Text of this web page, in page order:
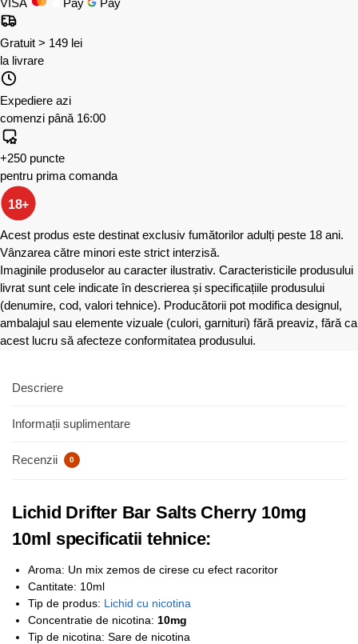
VISA
Pay Pay
Gratuit > 149 lei
la livrare
Expediere azi
comenzi până 16:00
+250 puncte
pentru prima comanda
18+
Acest produs este destinat exclusiv fumătorilor adulți peste 18 ani.
Vânzarea către minori este strict interzisă.
Imaginile produselor au caracter ilustrativ. Caracteristicile produsului
livrat sunt cele indicate în descrierea și specificațiile produsului
(denumire, cod, valori tehnice). Producătorii pot modifica designul,
ambalajul sau elemente vizuale (culori, garnituri) fără preaviz, fără ca
acest lucru să afecteze conformitatea produsului.
Descriere
Informații suplimentare
Recenzii 0
Lichid Drifter Bar Salts Cherry 10mg
10ml specificatii tehnice:
Aroma: Un mix zemos de cirese cu efect racoritor
Cantitate: 10ml
Tip de produs: Lichid cu nicotina
Concentratie de nicotina: 10mg
Tip de nicotina: Sare de nicotina